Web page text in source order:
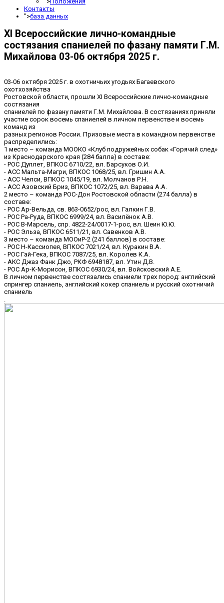
Контакты
">база данных
XI Всероссийские лично-командные
состязания спаниелей по фазану памяти Г.М.
Михайлова 03-06 октября 2025 г.
03-06 октября 2025 г. в охотничьих угодьях Багаевского
охотхозяйства
Ростовской области, прошли XI Всероссийские лично-командные
состязания
спаниелей по фазану памяти Г.М. Михайлова. В состязаниях приняли
участие сорок восемь спаниелей в личном первенстве и восемь
команд из
разных регионов России. Призовые места в командном первенстве
распределились:
1 место – команда МООКО «Клуб подружейных собак «Горячий след»
из Краснодарского края (284 балла) в составе:
- РОС Дуплет, ВПКОС 6710/22, вл. Барсуков О.И.
- АСС Мальта-Магри, ВПКОС 1068/25, вл. Гришин А.А.
- АСС Челси, ВПКОС 1045/19, вл. Молчанов Р.Н.
- АСС Азовский Бриз, ВПКОС 1072/25, вл. Варава А.А.
2 место – команда РОС-Дон Ростовской области (274 балла) в
составе:
- РОС Ар-Вельда, св. 863-0652/рос, вл. Галкин Г.В.
- РОС Ра-Руда, ВПКОС 6999/24, вл. Василёнок А.В.
- РОС В-Марсель, спр. 4822-24/0017-1-рос, вл. Шеин Ю.Ю.
- РОС Эльза, ВПКОС 6511/21, вл. Савенков А.В.
3 место – команда МООиР-2 (241 баллов) в составе:
- РОС Н-Кассиопея, ВПКОС 7021/24, вл. Куракин В.А.
- РОС Гай-Гека, ВПКОС 7087/25, вл. Королев К.А.
- АКС Джаз Фанк Джо, РКФ 6948187, вл. Утин Д.В.
- РОС Ар-К-Морисон, ВПКОС 6930/24, вл. Войсковский А.Е.
В личном первенстве состязались спаниели трех пород: английский
спрингер спаниель, английский кокер спаниель и русский охотничий
спаниель
.